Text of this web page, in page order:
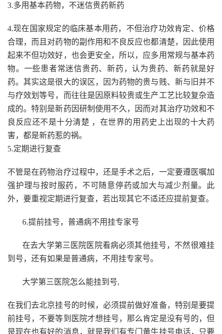
3.多用基本药物，不迷信贵药新药
4.现在国家规定的临床基本用药，不但治疗功效肯定、价格
合理，而且对药物的副作用和不良反应也都清楚，因此使用
起来不但功效好，也会更安全，所以，应多用常规与基本药
物。一些患者常迷信贵药、新药，认为贵药、新药就是好
药。其实这是很大的误区，因为药物的贵与贱、新与旧并不
与疗效划等号，而往往是因原料较贵或生产工艺比较复杂造
成的。特别是新药因研制使用不久，因而对其治疗功效和不
良反应还不是十分清楚 ，在世界的用药史上出现的十大药
害，都是新药惹的祸。
5.定期进行复查
不管是在药物治疗过程中，还是手术之后，一定要遵医嘱加
强护理与按时服药，不可随意停药或加大与减少剂量。此
外，要重视定期进行复查，若出现其它不适还应提前复查。
6.提前挂号，普通病不用挂专家号
在去大学第三医院医院看病必须其他挂号，不然很难挂
到号，还有如果是普通病，不用挂专家号。
大学第三医院怎么能挂到号,
在我们去北京挂号的时候，必须提前做好准备，特别是要提
前挂号，不要等到医院才想挂号，那么肯定是没有号的，但
是现在也有好的消息，就是我们有专门黄牛挂号电话，只要